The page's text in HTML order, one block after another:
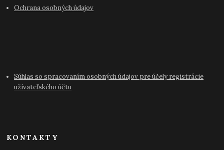
Ochrana osobných údajov
Súhlas so spracovaním osobných údajov pre účely registrácie
užívateľského účtu
KONTAKTY